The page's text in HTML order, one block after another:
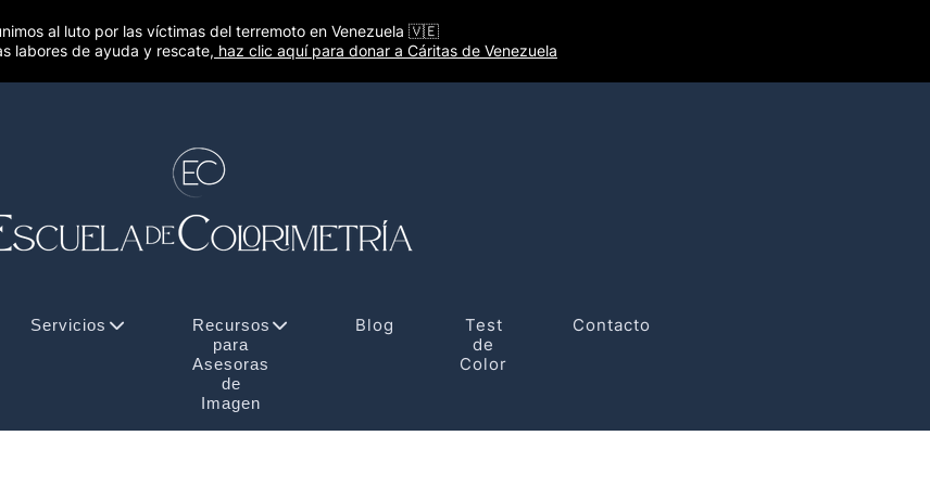
al luto por las víctimas del terremoto en Venezuela 🇻🇪
labores de ayuda y rescate, haz clic aquí para donar a Cáritas de Venezuela
Servicios
Recursos
para
Asesoras
de
Imagen
Blog
Test
de
Color
Contacto